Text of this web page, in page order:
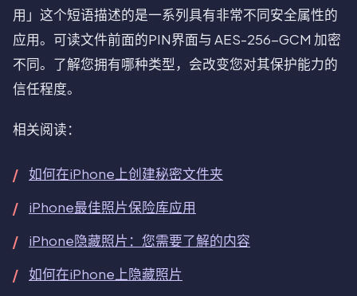
用」这个短语描述的是一系列具有非常不同安全属性的
应用。可读文件前面的PIN界面与 AES-256-GCM 加密
不同。了解您拥有哪种类型，会改变您对其保护能力的
信任程度。
相关阅读：
如何在iPhone上创建秘密文件夹
iPhone最佳照片保险库应用
iPhone隐藏照片：您需要了解的内容
如何在iPhone上隐藏照片